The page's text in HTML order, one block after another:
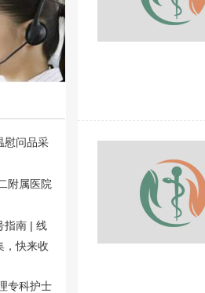
慰问品采
附属医院
指南 | 线
，快来收
专科护士